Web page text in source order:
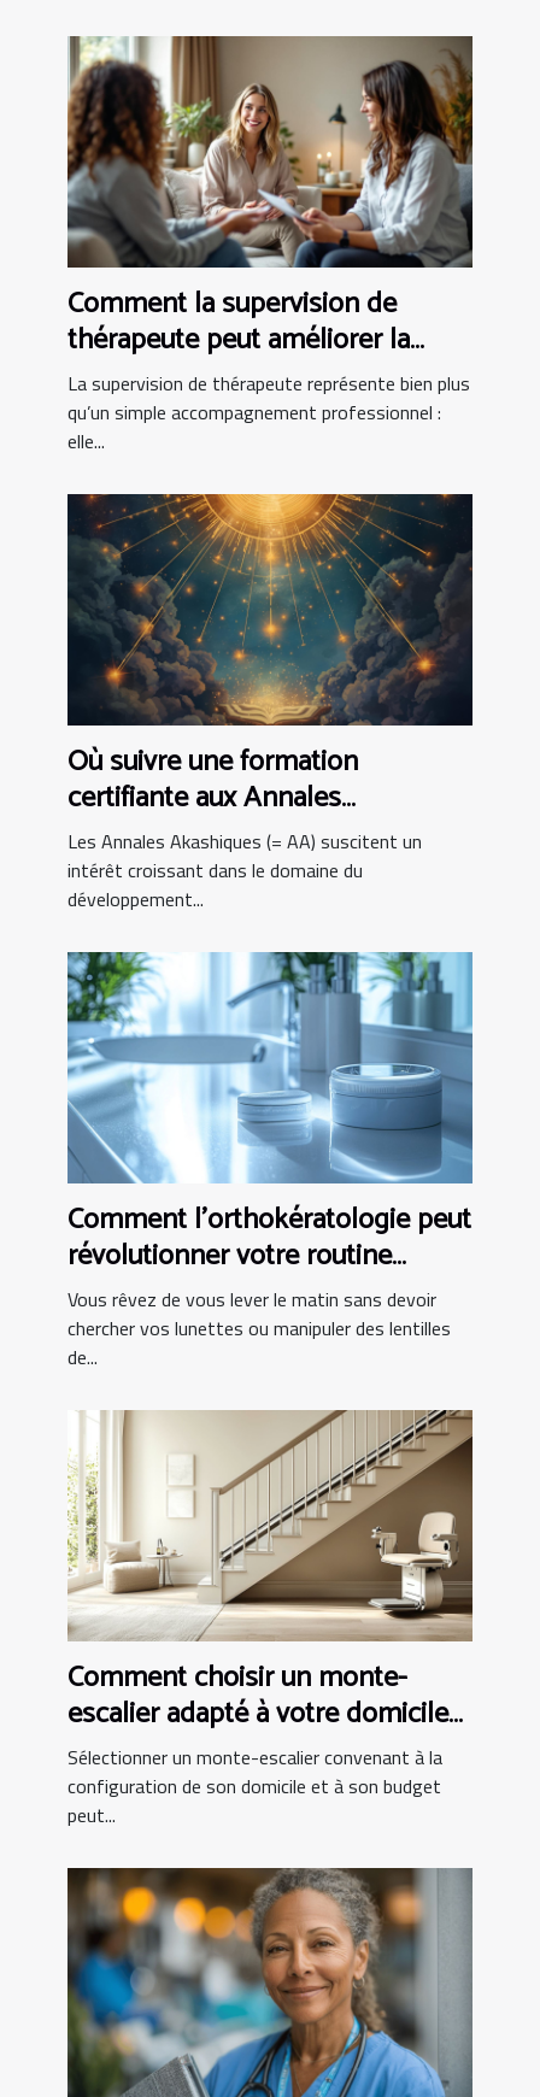
Comment la supervision de
thérapeute peut améliorer la
pratique clinique
La supervision de thérapeute représente bien plus
qu’un simple accompagnement professionnel :
elle...
Où suivre une formation
certifiante aux Annales
Akashiques ?
Les Annales Akashiques (= AA) suscitent un
intérêt croissant dans le domaine du
développement...
Comment l'orthokératologie peut
révolutionner votre routine
matinale ?
Vous rêvez de vous lever le matin sans devoir
chercher vos lunettes ou manipuler des lentilles
de...
Comment choisir un monte-
escalier adapté à votre domicile
et budget
Sélectionner un monte-escalier convenant à la
configuration de son domicile et à son budget
peut...